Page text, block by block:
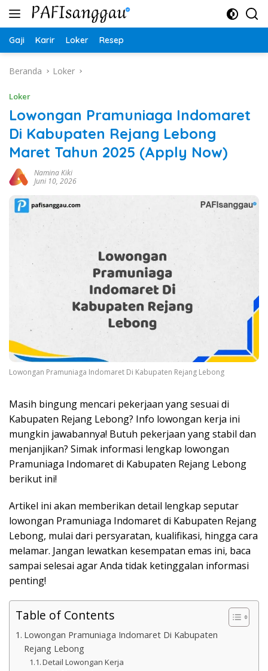
Langsung
Gaji Karir Loker Resep
Beranda Loker
Loker
Lowongan Pramuniaga Indomaret
Di Kabupaten Rejang Lebong
Maret Tahun 2025 (Apply Now)
Namina Kiki
Juni 10, 2026
Lowongan Pramuniaga Indomaret Di Kabupaten Rejang Lebong
Masih bingung mencari pekerjaan yang sesuai di
Kabupaten Rejang Lebong? Info lowongan kerja ini
mungkin jawabannya! Butuh pekerjaan yang stabil dan
menjanjikan? Simak informasi lengkap lowongan
Pramuniaga Indomaret di Kabupaten Rejang Lebong
berikut ini!
Artikel ini akan memberikan detail lengkap seputar
lowongan Pramuniaga Indomaret di Kabupaten Rejang
Lebong, mulai dari persyaratan, kualifikasi, hingga cara
melamar. Jangan lewatkan kesempatan emas ini, baca
sampai selesai agar Anda tidak ketinggalan informasi
penting!
Table of Contents
Lowongan Pramuniaga Indomaret Di Kabupaten
Rejang Lebong
Detail Lowongan Kerja